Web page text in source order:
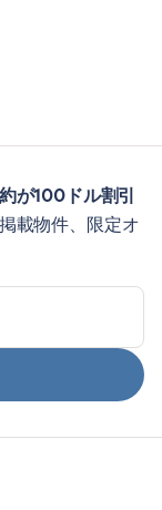
が100ドル割引
載物件、限定オ